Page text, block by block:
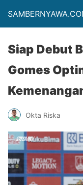
Siap Debut
Gomes
Okta Riska